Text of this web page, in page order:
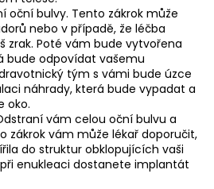
oční bulvy. Tento zákrok může
nebo v případě, že léčba
zrak. Poté vám bude vytvořena
bude odpovídat vašemu
tým s vámi bude úzce
náhrady, která bude vypadat a
oko.
vám celou oční bulvu a
zákrok vám může lékař doporučit,
do struktur obklopujících vaši
enukleaci dostanete implantát